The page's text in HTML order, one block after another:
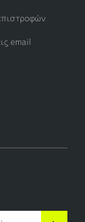
email